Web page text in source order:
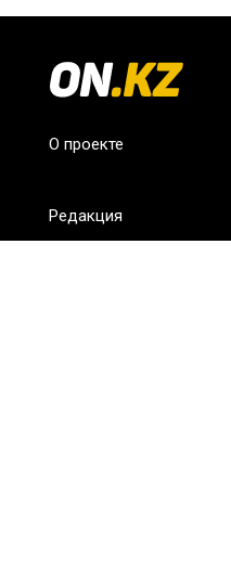
О проекте
Редакция